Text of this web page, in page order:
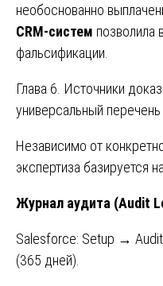
необоснованно
CRM-систем позволила
фальсификации.
Глава 6. Источники
универсальный
Независимо от
экспертиза базируется
Журнал аудита (Audit
Salesforce: Setup → Audit
(365 дней).